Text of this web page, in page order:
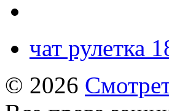
чат рулетка
© 2026